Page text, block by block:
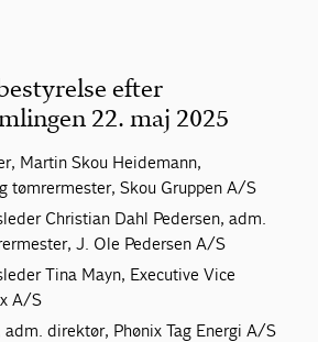
efter
22. maj 2025
Martin Skou Heidemann,
tømrermester, Skou Gruppen A/S
Christian Dahl Pedersen, adm.
J. Ole Pedersen A/S
Tina Mayn, Executive Vice
A/S
adm. direktør, Phønix Tag Energi A/S